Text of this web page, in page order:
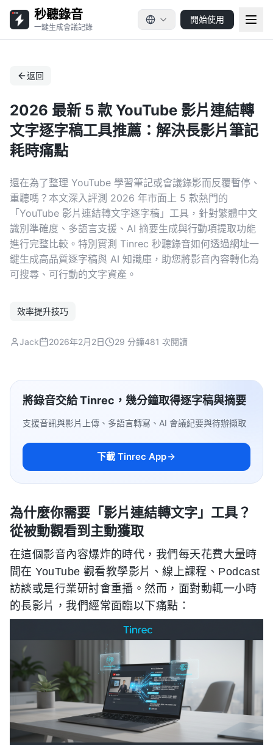
秒聽錄音
一鍵生成會議記錄
開始使用
返回
2026 最新 5 款 YouTube 影片連結轉
文字逐字稿工具推薦：解決長影片筆記
耗時痛點
還在為了整理 YouTube 學習筆記或會議錄影而反覆暫停、
重聽嗎？本文深入評測 2026 年市面上 5 款熱門的
「YouTube 影片連結轉文字逐字稿」工具，針對繁體中文
識別準確度、多語言支援、AI 摘要生成與行動項提取功能
進行完整比較。特別實測 Tinrec 秒聽錄音如何透過網址一
鍵生成高品質逐字稿與 AI 知識庫，助您將影音內容轉化為
可搜尋、可行動的文字資產。
效率提升技巧
Jack 2026年2月2日 29 分鐘481 次閱讀
將錄音交給 Tinrec，幾分鐘取得逐字稿與摘要
支援音訊與影片上傳、多語言轉寫、AI 會議紀要與待辦擷取
下載 Tinrec App
為什麼你需要「影片連結轉文字」工具？
從被動觀看到主動獲取
在這個影音內容爆炸的時代，我們每天花費大量時
間在 YouTube 觀看教學影片、線上課程、Podcast
訪談或是行業研討會重播。然而，面對動輒一小時
的長影片，我們經常面臨以下痛點：